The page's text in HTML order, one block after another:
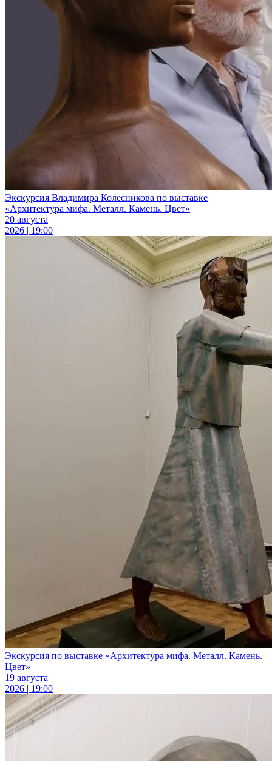
Экскурсия Владимира Колесникова по выставке
«Архитектура мифа. Металл. Камень. Цвет»
20 августа
2026 | 19:00
Экскурсия по выставке «Архитектура мифа. Металл. Камень.
Цвет»
19 августа
2026 | 19:00